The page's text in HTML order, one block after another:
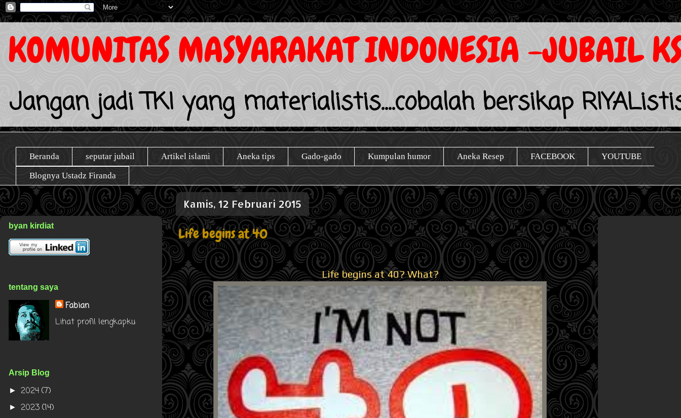
KOMUNITAS MASYARAKAT INDONESIA -JUBAIL
Jangan jadi TKI yang materialistis....cobalah bersikap
Beranda seputar jubail Artikel islami Aneka tips Gado-gado Kumpulan humor Aneka Resep FACEBOOK YOUTUBE
Blognya Ustadz Firanda
Kamis, 12 Februari 2015
Life begins at 40
Life begins at 40? What?
byan kirdiat
tentang saya
Fabian
Lihat profil lengkapku
Arsip Blog
► 2024 (7)
► 2023 (14)